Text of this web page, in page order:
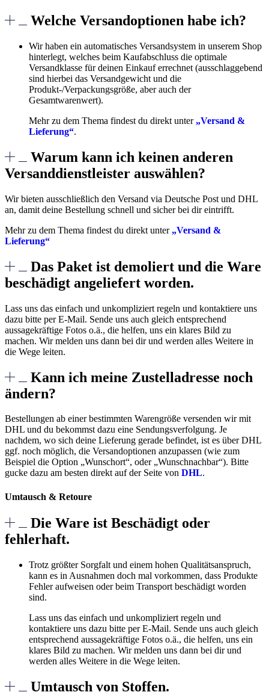
Welche Versandoptionen habe ich?
Wir haben ein automatisches Versandsystem in unserem Shop
hinterlegt, welches beim Kaufabschluss die optimale
Versandklasse für deinen Einkauf errechnet (ausschlaggebend
sind hierbei das Versandgewicht und die
Produkt-/Verpackungsgröße, aber auch der
Gesamtwarenwert).
Mehr zu dem Thema findest du direkt unter „Versand &
Lieferung“.
Warum kann ich keinen anderen
Versanddienstleister auswählen?
Wir bieten ausschließlich den Versand via Deutsche Post und DHL
an, damit deine Bestellung schnell und sicher bei dir eintrifft.
Mehr zu dem Thema findest du direkt unter „Versand &
Lieferung“
Das Paket ist demoliert und die Ware
beschädigt angeliefert worden.
Lass uns das einfach und unkompliziert regeln und kontaktiere uns
dazu bitte per E-Mail. Sende uns auch gleich entsprechend
aussagekräftige Fotos o.ä., die helfen, uns ein klares Bild zu
machen. Wir melden uns dann bei dir und werden alles Weitere in
die Wege leiten.
Kann ich meine Zustelladresse noch
ändern?
Bestellungen ab einer bestimmten Warengröße versenden wir mit
DHL und du bekommst dazu eine Sendungsverfolgung. Je
nachdem, wo sich deine Lieferung gerade befindet, ist es über DHL
ggf. noch möglich, die Versandoptionen anzupassen (wie zum
Beispiel die Option „Wunschort“, oder „Wunschnachbar“). Bitte
gucke dazu am besten direkt auf der Seite von DHL.
Umtausch & Retoure
Die Ware ist Beschädigt oder
fehlerhaft.
Trotz größter Sorgfalt und einem hohen Qualitätsanspruch,
kann es in Ausnahmen doch mal vorkommen, dass Produkte
Fehler aufweisen oder beim Transport beschädigt worden
sind.
Lass uns das einfach und unkompliziert regeln und
kontaktiere uns dazu bitte per E-Mail. Sende uns auch gleich
entsprechend aussagekräftige Fotos o.ä., die helfen, uns ein
klares Bild zu machen. Wir melden uns dann bei dir und
werden alles Weitere in die Wege leiten.
Umtausch von Stoffen.